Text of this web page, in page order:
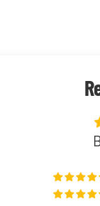
Riley McKay "KSI's